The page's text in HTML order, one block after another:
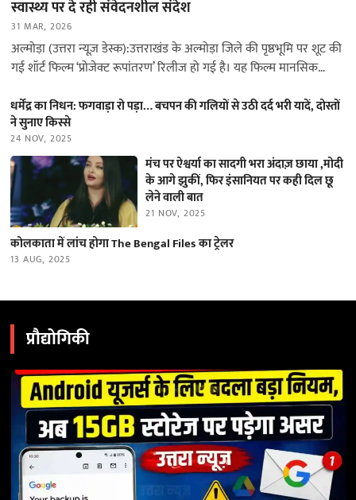
स्वास्थ्य पर दे रही संवेदनशील संदेश
31 MAR, 2026
अल्मोड़ा (उत्तरा न्यूज़ डेस्क):उत्तराखंड के अल्मोड़ा जिले की पृष्ठभूमि पर शूट की
गई शॉर्ट फिल्म ‘प्रोजेक्ट रूपांतरण’ रिलीज हो गई है। यह फिल्म मानसिक
धर्मेंद्र का निधन: फगवाड़ा रो पड़ा… बचपन की गलियों से उठी दर्द भरी यादें, दोस्तों
ने सुनाए किस्से
24 NOV, 2025
मंच पर ऐश्वर्या का सादगी भरा अंदाज़ छाया ,मोदी
के आगे झुकीं, फिर इंसानियत पर कही दिल छू
लेने वाली बात
21 NOV, 2025
कोलकाता में लांच होगा The Bengal Files का ट्रेलर
13 AUG, 2025
प्रौद्योगिकी